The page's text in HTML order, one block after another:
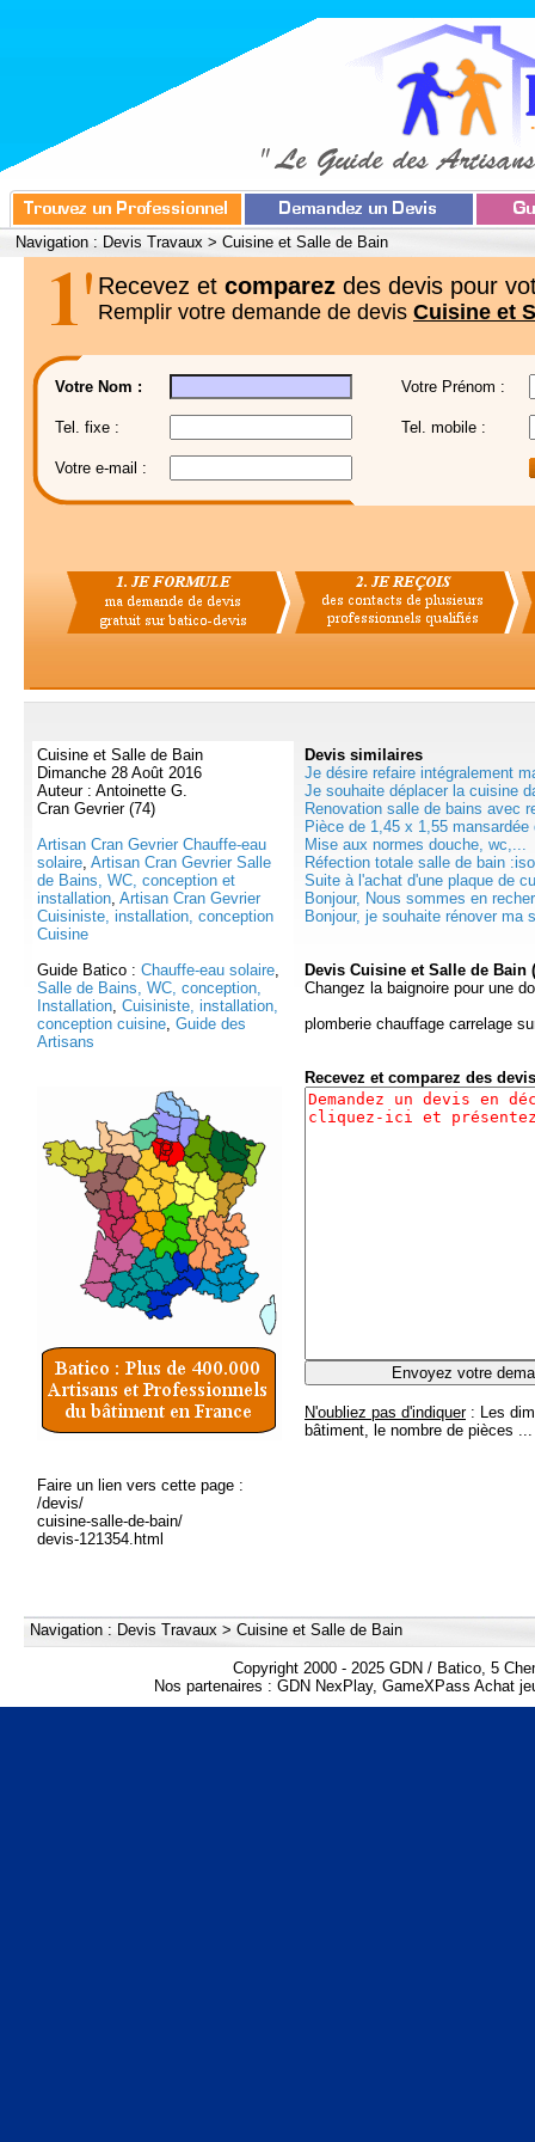
Navigation : Devis Travaux > Cuisine et Salle de Bain
Recevez et comparez des devis pour
Remplir votre demande de devis Cuisine et
Votre Nom : Votre Prénom :
Tel. fixe : Tel. mobile :
Votre e-mail :
Cuisine et Salle de Bain
Dimanche 28 Août 2016
Auteur : Antoinette G.
Cran Gevrier (74)
Artisan Cran Gevrier Chauffe-eau
solaire, Artisan Cran Gevrier Salle
de Bains, WC, conception et
installation, Artisan Cran Gevrier
Cuisiniste, installation, conception
Cuisine
Guide Batico : Chauffe-eau solaire,
Salle de Bains, WC, conception,
Installation, Cuisiniste, installation,
conception cuisine, Guide des
Artisans
Faire un lien vers cette page :
/devis/
cuisine-salle-de-bain/
devis-121354.html
Devis similaires
Je désire refaire intégralement
Je souhaite déplacer la cuisine
Renovation salle de bains avec
Pièce de 1,45 x 1,55
Mise aux normes douche, wc,...
Réfection totale salle de bain
Suite à l'achat d'une plaque de
Bonjour, Nous sommes en
Bonjour, je souhaite rénover ma
Devis Cuisine et Salle de Bain
Changez la baignoire pour une
plomberie chauffage carrelage
Recevez et comparez des
N'oubliez pas d'indiquer: Les
bâtiment, le nombre de pièces ...
Navigation : Devis Travaux > Cuisine et Salle de Bain
Copyright 2000 - 2025 GDN / Batico, 5
Nos partenaires : GDN NexPlay, GameXPass Achat